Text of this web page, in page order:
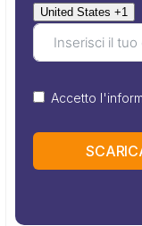
United States +1
Accetto